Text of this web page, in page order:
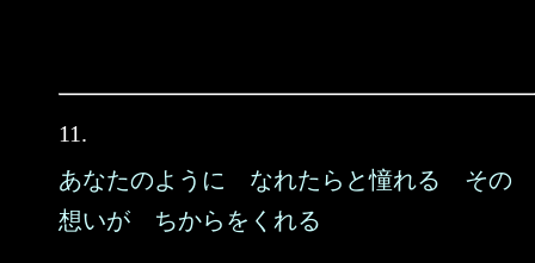
11.
あなたのように なれたらと憧れる その
想いが ちからをくれる